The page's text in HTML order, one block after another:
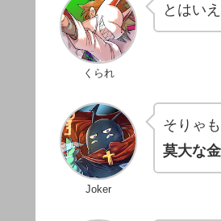
くられ
とはいえ
Joker
そりゃ
莫大な